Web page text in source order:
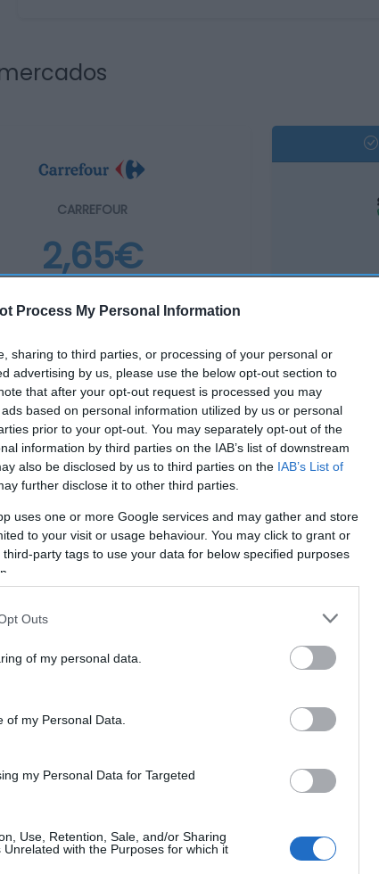
Process My Personal Information
sharing to third parties, or processing of your personal or
advertising by us, please use the below opt-out section to
that after your opt-out request is processed you may
based on personal information utilized by us or personal
prior to your opt-out. You may separately opt-out of the
information by third parties on the IAB’s list of downstream
also be disclosed by us to third parties on the IAB’s List of
further disclose it to other third parties.
uses one or more Google services and may gather and store
to your visit or usage behaviour. You may click to grant or
party tags to use your data for below specified purposes
Outs
of my personal data.
my Personal Data.
my Personal Data for Targeted
Use, Retention, Sale, and/or Sharing
with the Purposes for which it
CARREFOUR
2,65€
Ver producto
Subcategoría